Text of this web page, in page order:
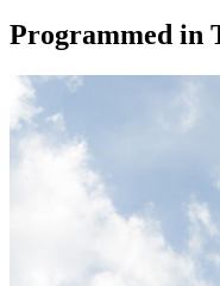
Programmed in